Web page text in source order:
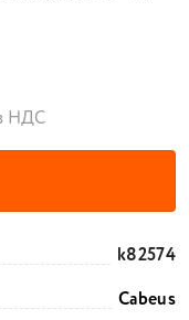
НДС
k82574
Cabeus